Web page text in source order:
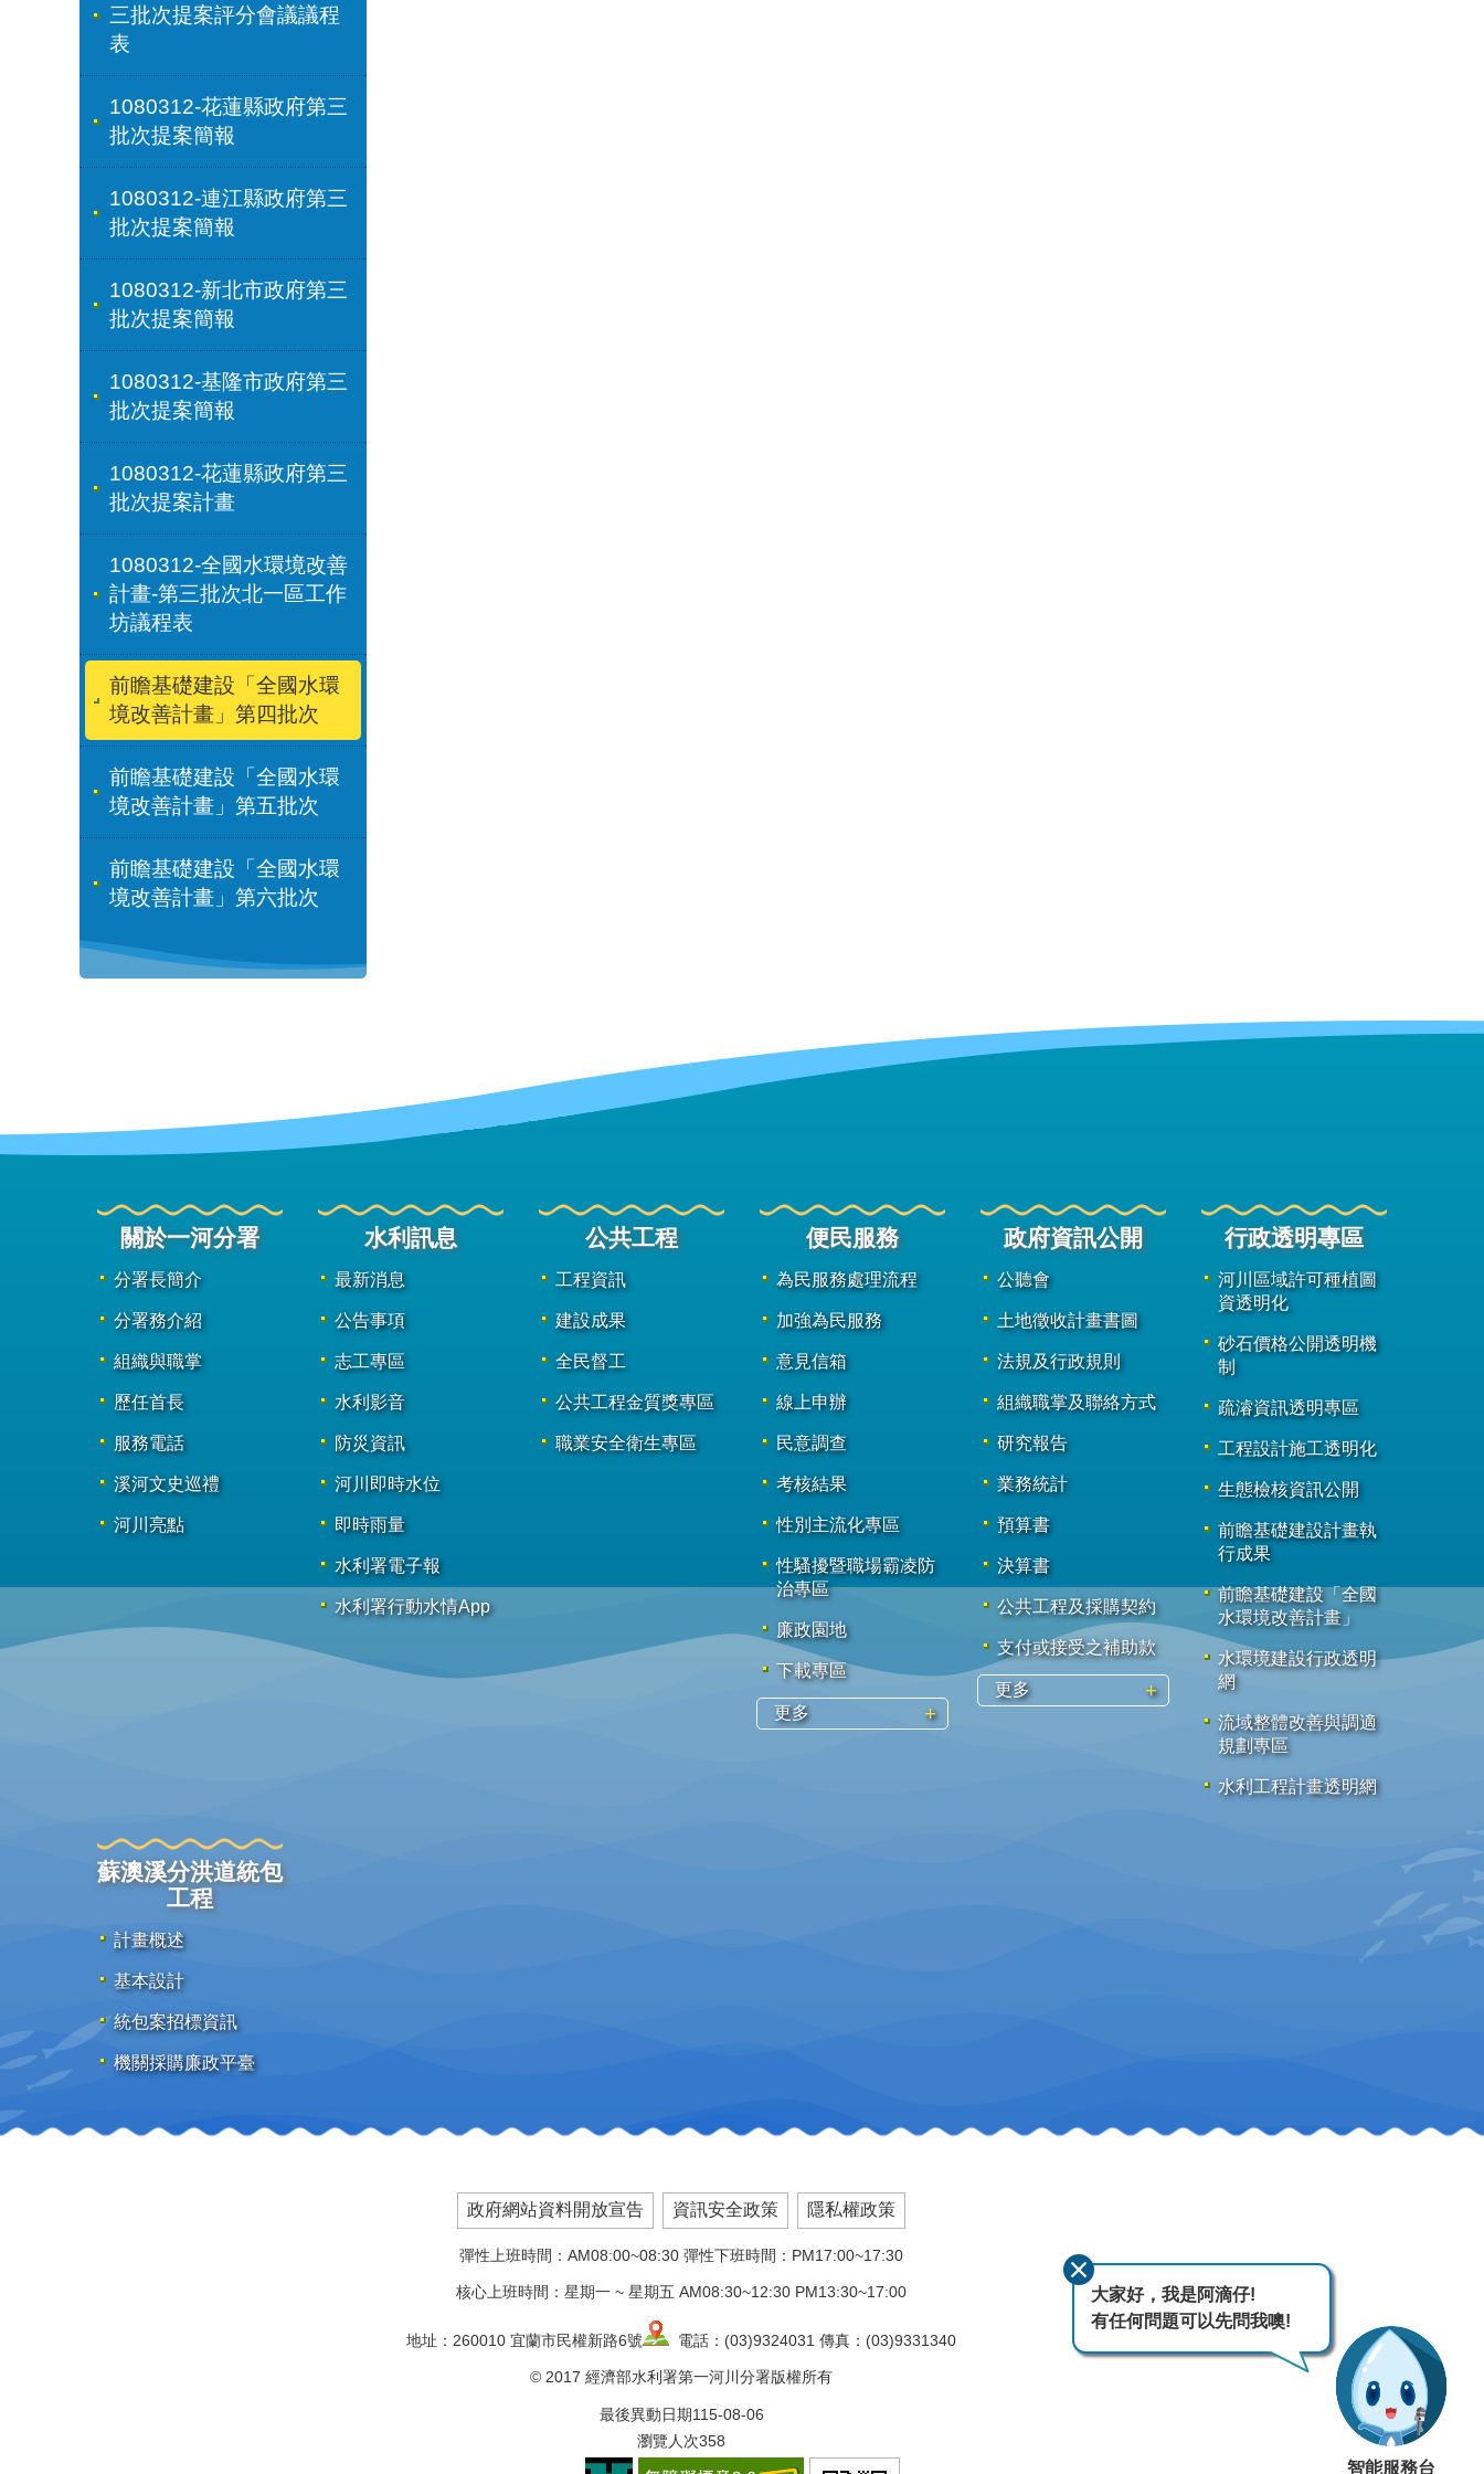
三批次提案評分會議議程
表
1080312-花蓮縣政府第三
批次提案簡報
1080312-連江縣政府第三
批次提案簡報
1080312-新北市政府第三
批次提案簡報
1080312-基隆市政府第三
批次提案簡報
1080312-花蓮縣政府第三
批次提案計畫
1080312-全國水環境改善
計畫-第三批次北一區工作
坊議程表
前瞻基礎建設「全國水環
境改善計畫」第四批次
前瞻基礎建設「全國水環
境改善計畫」第五批次
前瞻基礎建設「全國水環
境改善計畫」第六批次
關於一河分署
分署長簡介
分署務介紹
組織與職掌
歷任首長
服務電話
溪河文史巡禮
河川亮點
水利訊息
最新消息
公告事項
志工專區
水利影音
防災資訊
河川即時水位
即時雨量
水利署電子報
水利署行動水情App
公共工程
工程資訊
建設成果
全民督工
公共工程金質獎專區
職業安全衛生專區
便民服務
為民服務處理流程
加強為民服務
意見信箱
線上申辦
民意調查
考核結果
性別主流化專區
性騷擾暨職場霸凌防
治專區
廉政園地
下載專區
更多
政府資訊公開
公聽會
土地徵收計畫書圖
法規及行政規則
組織職掌及聯絡方式
研究報告
業務統計
預算書
決算書
公共工程及採購契約
支付或接受之補助款
更多
行政透明專區
河川區域許可種植圖
資透明化
砂石價格公開透明機
制
疏濬資訊透明專區
工程設計施工透明化
生態檢核資訊公開
前瞻基礎建設計畫執
行成果
前瞻基礎建設「全國
水環境改善計畫」
水環境建設行政透明
網
流域整體改善與調適
規劃專區
水利工程計畫透明網
蘇澳溪分洪道統包
工程
計畫概述
基本設計
統包案招標資訊
機關採購廉政平臺
政府網站資料開放宣告 資訊安全政策 隱私權政策
彈性上班時間：AM08:00~08:30 彈性下班時間：PM17:00~17:30
核心上班時間：星期一 ~ 星期五 AM08:30~12:30 PM13:30~17:00
地址：260010 宜蘭市民權新路6號 電話：(03)9324031 傳真：(03)9331340
© 2017 經濟部水利署第一河川分署版權所有
最後異動日期115-08-06
瀏覽人次358
大家好，我是阿滴仔!
有任何問題可以先問我噢!
智能服務台